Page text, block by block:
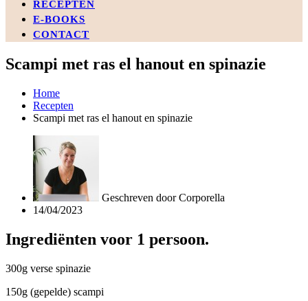
RECEPTEN
E-BOOKS
CONTACT
Scampi met ras el hanout en spinazie
Home
Recepten
Scampi met ras el hanout en spinazie
Geschreven doorCorporella
14/04/2023
Ingrediënten voor 1 persoon.
300g verse spinazie
150g (gepelde) scampi